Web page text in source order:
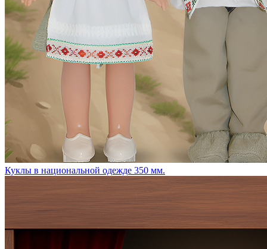
Куклы в национальной одежде 350 мм.